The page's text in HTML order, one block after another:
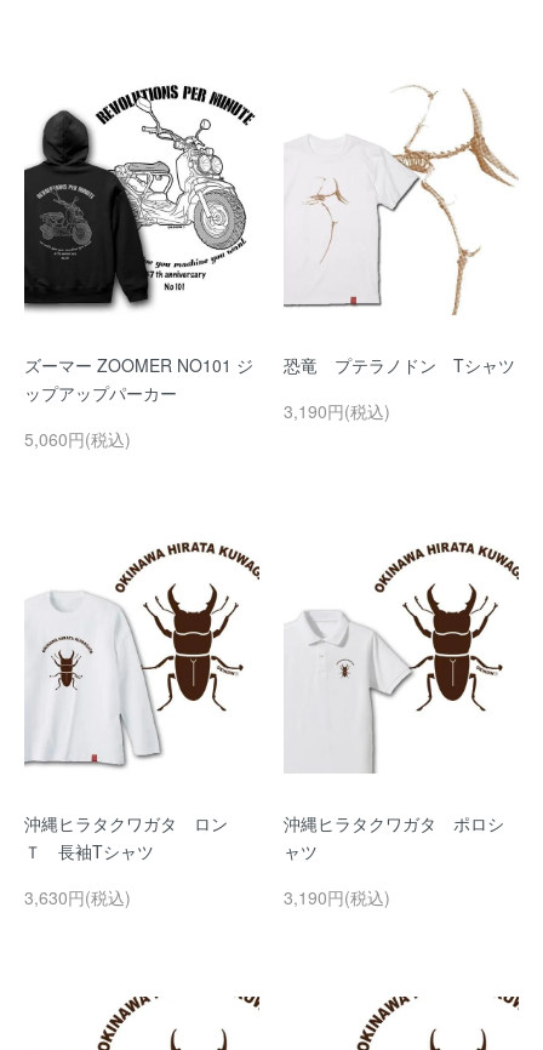
ズーマー ZOOMER NO101 ジ
ップアップパーカー
5,060円(税込)
恐竜 プテラノドン Tシャツ
3,190円(税込)
沖縄ヒラタクワガタ ロン
Ｔ 長袖Tシャツ
3,630円(税込)
沖縄ヒラタクワガタ ポロシ
ャツ
3,190円(税込)